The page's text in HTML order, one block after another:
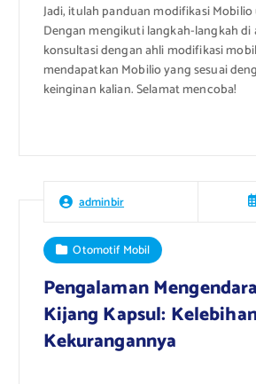
Jadi, itulah panduan modifikasi
Dengan mengikuti langkah-langkah di
konsultasi dengan ahli modifikasi
mendapatkan Mobilio yang sesuai
keinginan kalian. Selamat mencoba!
adminbir
Otomotif Mobil
Pengalaman
Kijang Kapsul:
Kekurangannya